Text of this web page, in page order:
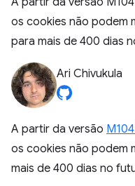
os cookies não podem
para mais de 400 dias
Ari Chivukula
A partir da versão
os cookies não podem
mais de 400 dias no